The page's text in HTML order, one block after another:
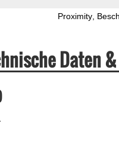
Proximity
Daten